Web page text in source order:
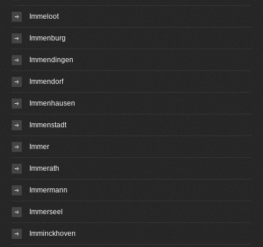
Immeloot
Immenburg
Immendingen
Immendorf
Immenhausen
Immenstadt
Immer
Immerath
Immermann
Immerseel
Imminckhoven